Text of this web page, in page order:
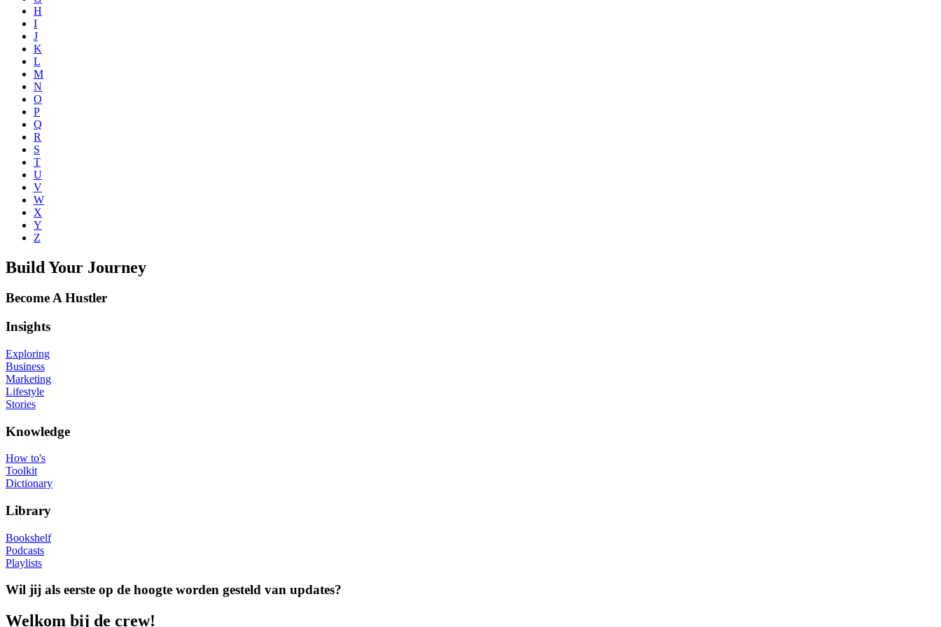
H
I
J
K
L
M
N
O
P
Q
R
S
T
U
V
W
X
Y
Z
Build Your Journey
Become A Hustler
Insights
Exploring
Business
Marketing
Lifestyle
Stories
Knowledge
How to's
Toolkit
Dictionary
Library
Bookshelf
Podcasts
Playlists
Wil jij als eerste op de hoogte worden gesteld van updates?
Welkom bij de crew!